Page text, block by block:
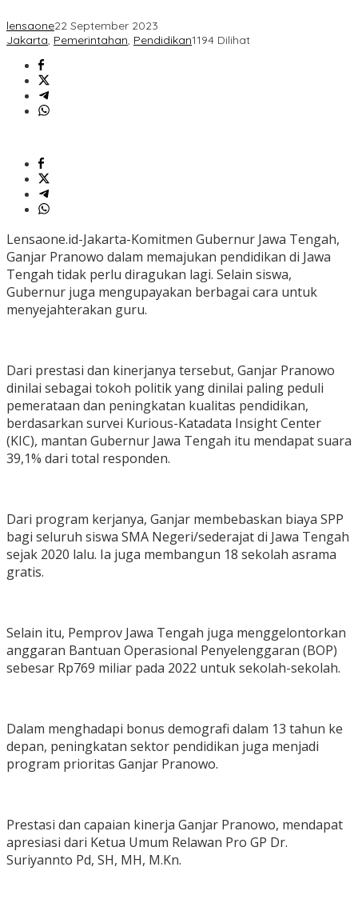
lensaone22 September 2023
Jakarta, Pemerintahan, Pendidikan1194 Dilihat
Lensaone.id-Jakarta-Komitmen Gubernur Jawa Tengah,
Ganjar Pranowo dalam memajukan pendidikan di Jawa
Tengah tidak perlu diragukan lagi. Selain siswa,
Gubernur juga mengupayakan berbagai cara untuk
menyejahterakan guru.
Dari prestasi dan kinerjanya tersebut, Ganjar Pranowo
dinilai sebagai tokoh politik yang dinilai paling peduli
pemerataan dan peningkatan kualitas pendidikan,
berdasarkan survei Kurious-Katadata Insight Center
(KIC), mantan Gubernur Jawa Tengah itu mendapat suara
39,1% dari total responden.
Dari program kerjanya, Ganjar membebaskan biaya SPP
bagi seluruh siswa SMA Negeri/sederajat di Jawa Tengah
sejak 2020 lalu. Ia juga membangun 18 sekolah asrama
gratis.
Selain itu, Pemprov Jawa Tengah juga menggelontorkan
anggaran Bantuan Operasional Penyelenggaran (BOP)
sebesar Rp769 miliar pada 2022 untuk sekolah-sekolah.
Dalam menghadapi bonus demografi dalam 13 tahun ke
depan, peningkatan sektor pendidikan juga menjadi
program prioritas Ganjar Pranowo.
Prestasi dan capaian kinerja Ganjar Pranowo, mendapat
apresiasi dari Ketua Umum Relawan Pro GP Dr.
Suriyannto Pd, SH, MH, M.Kn.